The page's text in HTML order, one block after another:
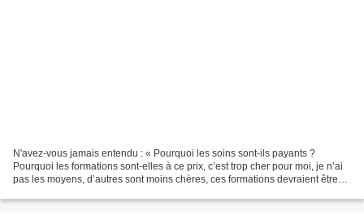
N'avez-vous jamais entendu : « Pourquoi les soins sont-ils payants ?
Pourquoi les formations sont-elles à ce prix, c’est trop cher pour moi, je n’ai
pas les moyens, d’autres sont moins chères, ces formations devraient être